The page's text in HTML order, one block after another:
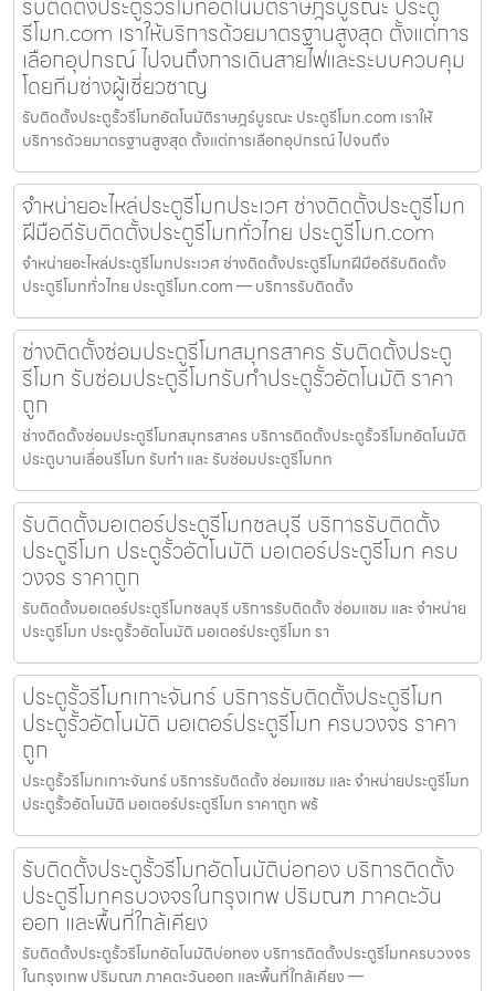
รีโมท.com เราให้บริการด้วยมาตรฐานสูงสุด ตั้งแต่การ
เลือกอุปกรณ์ ไปจนถึงการเดินสายไฟและระบบควบคุม
โดยทีมช่างผู้เชี่ยวชาญ
รับติดตั้งประตูรั้วรีโมทอัตโนมัติราษฎร์บูรณะ ประตูรีโมท.com เราให้
บริการด้วยมาตรฐานสูงสุด ตั้งแต่การเลือกอุปกรณ์ ไปจนถึง
จำหน่ายอะไหล่ประตูรีโมทประเวศ ช่างติดตั้งประตูรีโมท
ฝีมือดีรับติดตั้งประตูรีโมททั่วไทย ประตูรีโมท.com
จำหน่ายอะไหล่ประตูรีโมทประเวศ ช่างติดตั้งประตูรีโมทฝีมือดีรับติดตั้ง
ประตูรีโมททั่วไทย ประตูรีโมท.com — บริการรับติดตั้ง
ช่างติดตั้งซ่อมประตูรีโมทสมุทรสาคร รับติดตั้งประตู
รีโมท รับซ่อมประตูรีโมทรับทำประตูรั้วอัตโนมัติ ราคา
ถูก
ช่างติดตั้งซ่อมประตูรีโมทสมุทรสาคร บริการติดตั้งประตูรั้วรีโมทอัตโนมัติ
ประตูบานเลื่อนรีโมท รับทำ และ รับซ่อมประตูรีโมทท
รับติดตั้งมอเตอร์ประตูรีโมทชลบุรี บริการรับติดตั้ง
ประตูรีโมท ประตูรั้วอัตโนมัติ มอเตอร์ประตูรีโมท ครบ
วงจร ราคาถูก
รับติดตั้งมอเตอร์ประตูรีโมทชลบุรี บริการรับติดตั้ง ซ่อมแซม และ จำหน่าย
ประตูรีโมท ประตูรั้วอัตโนมัติ มอเตอร์ประตูรีโมท รา
ประตูรั้วรีโมทเกาะจันทร์ บริการรับติดตั้งประตูรีโมท
ประตูรั้วอัตโนมัติ มอเตอร์ประตูรีโมท ครบวงจร ราคา
ถูก
ประตูรั้วรีโมทเกาะจันทร์ บริการรับติดตั้ง ซ่อมแซม และ จำหน่ายประตูรีโมท
ประตูรั้วอัตโนมัติ มอเตอร์ประตูรีโมท ราคาถูก พร้
รับติดตั้งประตูรั้วรีโมทอัตโนมัติบ่อทอง บริการติดตั้ง
ประตูรีโมทครบวงจรในกรุงเทพ ปริมณฑ ภาคตะวัน
ออก และพื้นที่ใกล้เคียง
รับติดตั้งประตูรั้วรีโมทอัตโนมัติบ่อทอง บริการติดตั้งประตูรีโมทครบวงจร
ในกรุงเทพ ปริมณฑ ภาคตะวันออก และพื้นที่ใกล้เคียง —